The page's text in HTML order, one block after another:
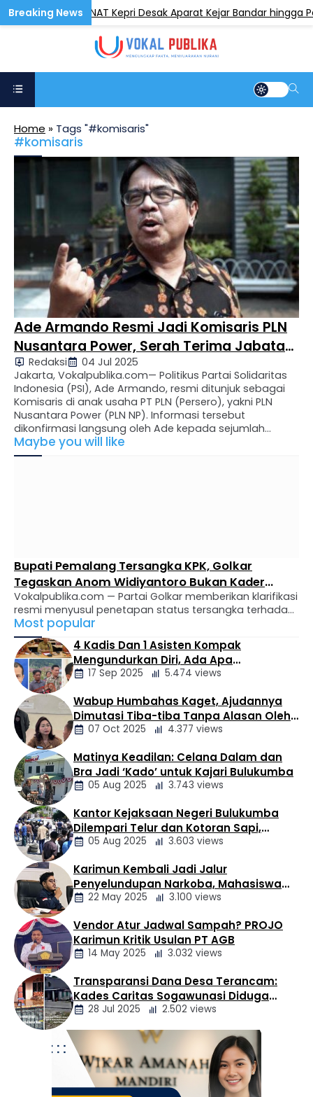
Kepri, GRANAT Kepri Desak Aparat Kejar Bandar hingga
Home » Tags "#komisaris"
#komisaris
Ade Armando Resmi Jadi Komisaris PLN
Nusantara Power, Serah Terima Jabatan
Digelar 3 Juli
Redaksi
04 Jul 2025
Jakarta, Vokalpublika.com— Politikus Partai Solidaritas
Indonesia (PSI), Ade Armando, resmi ditunjuk sebagai
Komisaris di anak usaha PT PLN (Persero), yakni PLN
Nusantara Power (PLN NP). Informasi tersebut
dikonfirmasi langsung oleh Ade kepada sejumlah
media pada Jumat (4/7/2025). “Benar (jadi Komisaris
PLN NP), Kamis serah terima jabatan,” ujar Ade kepada
Maybe you will like
Bupati Pemalang Tersangka KPK, Golkar
Tegaskan Anom Widiyantoro Bukan Kader
Internal
Vokalpublika.com — Partai Golkar memberikan klarifikasi
resmi menyusul penetapan status tersangka terhadap
Bupati Pemalang Anom Widiyantoro oleh Komisi
Pemberantasan Korupsi (KPK). Sekretaris Jenderal Partai
Golkar Sarmuji menegaskan bahwa Anom bukan
merupakan kader internal partai. ​Dilansir dari
Kumparan.com, Sarmuji menjelaskan, Anom berangkat
dari kalangan profesional berlatar belakang mantan
pejabat BUMN yang diusung Golkar pada Pilbup
Pemalang. …
Most popular
Berita
Daerah
4 Kadis Dan 1 Asisten Kompak
Mengundurkan Diri, Ada Apa
Pemerintahan Oloan
17 Sep 2025 5.474 views
Berita
Daerah
Wabup Humbahas Kaget, Ajudannya
Dimutasi Tiba-tiba Tanpa Alasan Oleh
Bupati
07 Oct 2025 4.377 views
Berita
Daerah
Matinya Keadilan: Celana Dalam dan
Bra Jadi ‘Kado’ untuk Kajari Bulukumba
05 Aug 2025 3.743 views
Berita
Daerah
Kantor Kejaksaan Negeri Bulukumba
Dilempari Telur dan Kotoran Sapi,
Keluarga Korban Lakalantas Tuntut
05 Aug 2025 3.603 views
Berita
Daerah
Karimun Kembali Jadi Jalur
Penyelundupan Narkoba, Mahasiswa
Desak Pemkab dan Aparat Bertindak
22 May 2025 3.100 views
Berita
Daerah
Vendor Atur Jadwal Sampah? PROJO
Karimun Kritik Usulan PT AGB
14 May 2025 3.032 views
Daerah
Transparansi Dana Desa Terancam:
Kades Caritas Sogawunasi Diduga
Gelapkan Bantuan untuk Warga
28 Jul 2025 2.502 views